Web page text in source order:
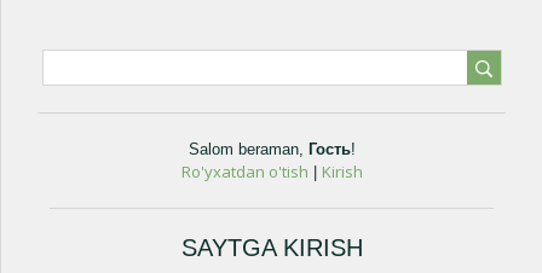
Salom beraman, Гость!
Ro'yxatdan o'tish Kirish
SAYTGA KIRISH